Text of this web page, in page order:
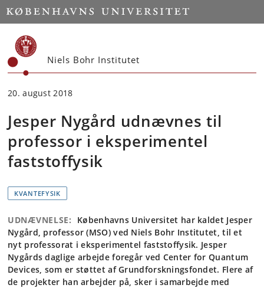
Start
Niels Bohr Institutet
20. august 2018
Jesper Nygård udnævnes til
professor i eksperimentel
faststoffysik
KVANTEFYSIK
UDNÆVNELSE:
Københavns Universitet har kaldet Jesper
Nygård, professor (MSO) ved Niels Bohr Institutet, til et
nyt professorat i eksperimentel faststoffysik. Jesper
Nygårds daglige arbejde foregår ved Center for Quantum
Devices, som er støttet af Grundforskningsfondet. Flere af
de projekter han arbejder på, sker i samarbejde med